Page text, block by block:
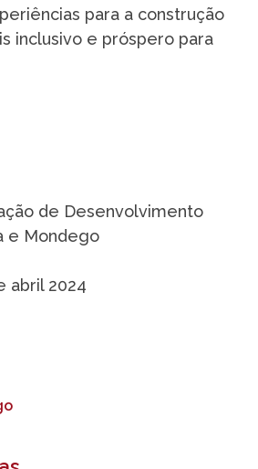
para a construção
inclusivo e próspero para
de Desenvolvimento
e Mondego
abril 2024